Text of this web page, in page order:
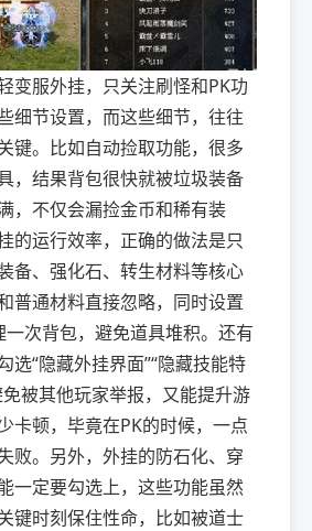
变服外挂，只关注刷怪和PK功
细节设置，而这些细节，往往
键。比如自动捡取功能，很多
，结果背包很快就被垃圾装备
，不仅会漏捡金币和稀有装
的运行效率，正确的做法是只
备、强化石、转生材料等核心
普通材料直接忽略，同时设置
次背包，避免道具堆积。还有
选“隐藏外挂界面”“隐藏技能特
被其他玩家举报，又能提升游
卡顿，毕竟在PK的时候，一点
败。另外，外挂的防石化、穿
一定要勾选上，这些功能虽然
键时刻保住性命，比如被道士